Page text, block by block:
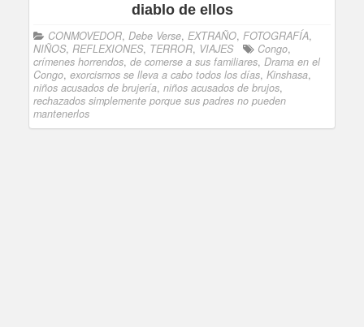
diablo de ellos
CONMOVEDOR, Debe Verse, EXTRAÑO, FOTOGRAFÍA,
NIÑOS, REFLEXIONES, TERROR, VIAJES Congo,
crímenes horrendos, de comerse a sus familiares, Drama en el
Congo, exorcismos se lleva a cabo todos los días, Kinshasa,
niños acusados de brujería, niños acusados de brujos,
rechazados simplemente porque sus padres no pueden
mantenerlos